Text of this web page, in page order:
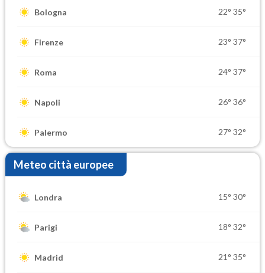
Bologna 22° 35°
Firenze 23° 37°
Roma 24° 37°
Napoli 26° 36°
Palermo 27° 32°
Meteo città europee
Londra 15° 30°
Parigi 18° 32°
Madrid 21° 35°